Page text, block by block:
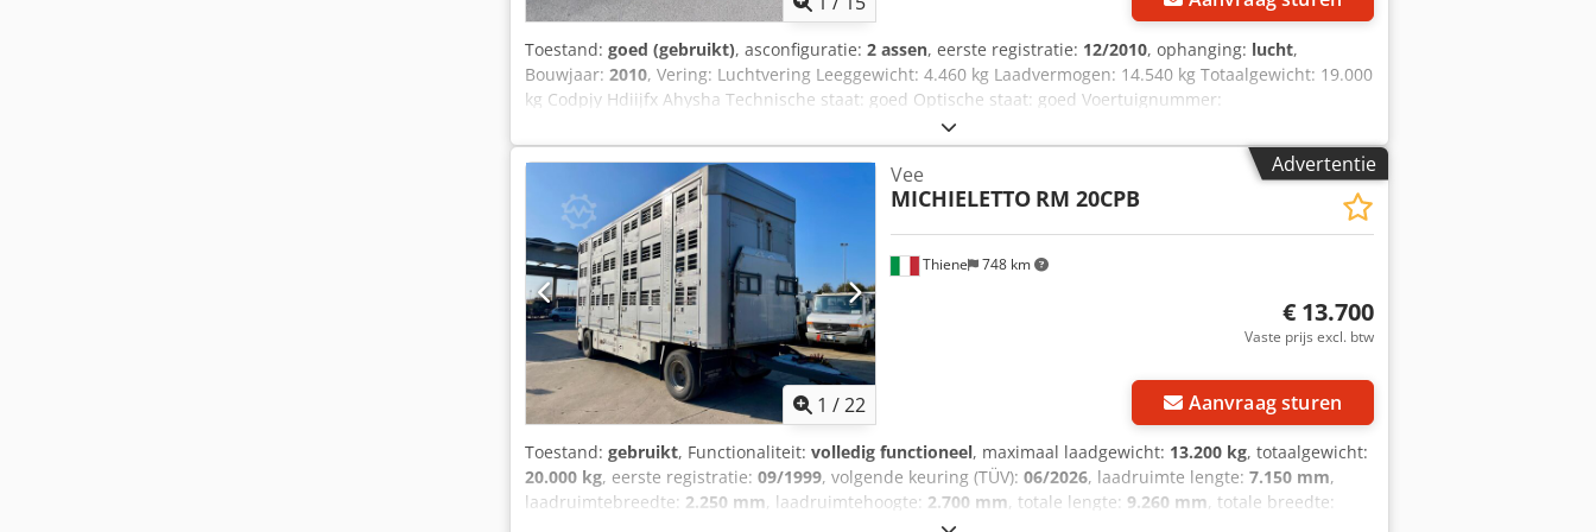
Toestand: goed (gebruikt), asconfiguratie: 2 assen, eerste registratie: 12/2010, ophanging: lucht,
Bouwjaar: 2010, Vering: Luchtvering Leeggewicht: 4.460 kg Laadvermogen: 14.540 kg Totaalgewicht: 19.000
kg Codpjy Hdiijfx Ahysha Technische staat: goed Optische staat: goed Voertuignummer:
Containersysteem-aanhanger: 01 Robuuste Kaiser / afzetsysteem / 2 assen .: VHRR2102PA2C00490
Leeggewicht: 4460 Totaalgewicht: 19000 = Bedrijfsinformatie = Geen aansprakelijkheid voor druk- en
schrijffouten, wijzigingen, tussentijdse verkoop en vergissingen voorbehouden! Al Shogran GmbH An der
Glashütte 15 41516 Grevenbroich Tel.: Mobiel: Mevr. Sabine Faust Email.
Advertentie
1 /22
Thiene 748 km
Vee
MICHIELETTO RM 20CPB
€ 13.700
Vaste prijs excl. btw
Aanvraag sturen
Toestand: gebruikt, Functionaliteit: volledig functioneel, maximaal laadgewicht: 13.200 kg, totaalgewicht:
20.000 kg, eerste registratie: 09/1999, volgende keuring (TÜV): 06/2026, laadruimte lengte: 7.150 mm,
laadruimtebreedte: 2.250 mm, laadruimtehoogte: 2.700 mm, totale lengte: 9.260 mm, totale breedte:
lucht